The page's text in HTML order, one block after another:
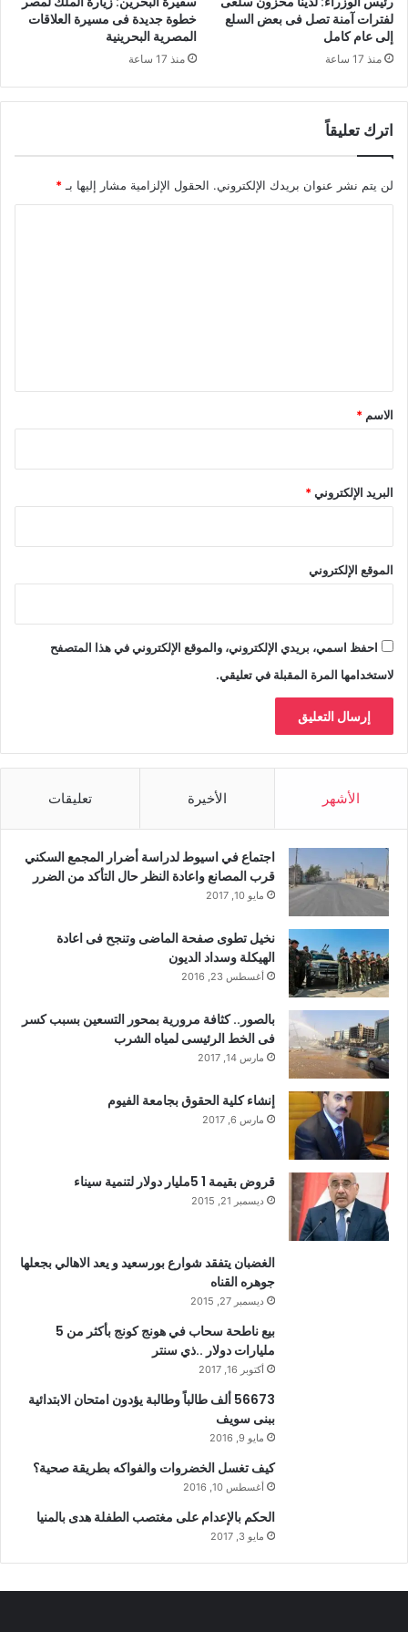
لفترات آمنة تصل فى بعض السلع
إلى عام كامل
منذ 17 ساعة
خطوة جديدة فى مسيرة العلاقات
المصرية البحرينية
منذ 17 ساعة
اترك تعليقاً
لن يتم نشر عنوان بريدك الإلكتروني. الحقول الإلزامية مشار إليها بـ *
*
الاسم *
البريد الإلكتروني*
الموقع الإلكتروني
احفظ اسمي، بريدي الإلكتروني، والموقع الإلكتروني في هذا المتصفح
لاستخدامها المرة المقبلة في تعليقي.
الأشهر الأخيرة تعليقات
اجتماع في اسيوط لدراسة أضرار المجمع السكني
قرب المصانع واعادة النظر حال التأكد من الضرر
مايو 10, 2017
نخيل تطوى صفحة الماضى وتنجح فى اعادة
الهيكلة وسداد الديون
أغسطس 23, 2016
بالصور.. كثافة مرورية بمحور التسعين بسبب كسر
فى الخط الرئيسى لمياه الشرب
مارس 14, 2017
إنشاء كلية الحقوق بجامعة الفيوم
مارس 6, 2017
قروض بقيمة 1 5مليار دولار لتنمية سيناء
ديسمبر 21, 2015
الغضبان يتفقد شوارع بورسعيد و يعد الاهالي بجعلها
جوهره القناه
ديسمبر 27, 2015
بيع ناطحة سحاب في هونج كونج بأكثر من 5
مليارات دولار ..ذي سنتر
أكتوبر 16, 2017
56673 ألف طالباً وطالبة يؤدون امتحان الابتدائية
ببنى سويف
مايو 9, 2016
كيف تغسل الخضروات والفواكه بطريقة صحية؟
أغسطس 10, 2016
الحكم بالإعدام على مغتصب الطفلة هدى بالمنيا
مايو 3, 2017